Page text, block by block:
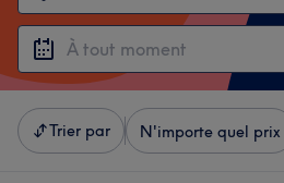
Trier par N'importe quel prix